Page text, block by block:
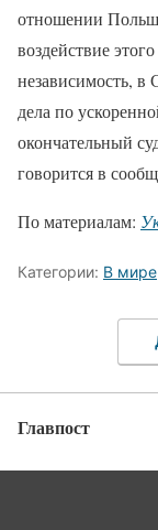
отношении
воздействие
независимость, в
дела по
окончательный
говорится в
По материалам:
Категории: В мире
Главпост